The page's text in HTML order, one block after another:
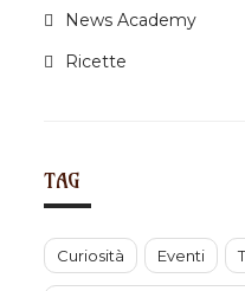
News Academy
Ricette
TAG
Curiosità Eventi